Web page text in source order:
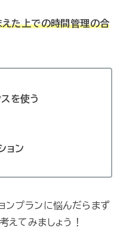
えた上での時間管理の合
を使う
ョン
ンプランに悩んだらまず
えてみましょう！